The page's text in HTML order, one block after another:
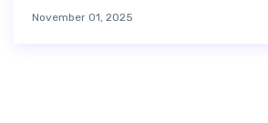
November 01, 2025